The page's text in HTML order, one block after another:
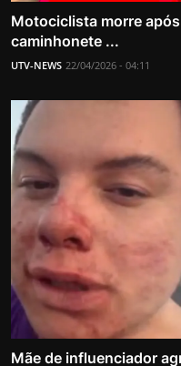
Motociclista morre
caminhonete ...
UTV-NEWS 22/04/2026 - 04:11
Mãe de influenciador